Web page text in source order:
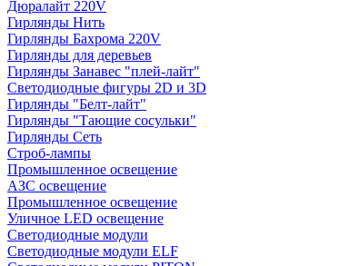
Дюралайт 220V
Гирлянды Нить
Гирлянды Бахрома 220V
Гирлянды для деревьев
Гирлянды Занавес "плей-лайт"
Светодиодные фигуры 2D и 3D
Гирлянды "Белт-лайт"
Гирлянды "Тающие сосульки"
Гирлянды Сеть
Строб-лампы
Промышленное освещение
АЗС освещение
Промышленное освещение
Уличное LED освещение
Светодиодные модули
Светодиодные модули ELF